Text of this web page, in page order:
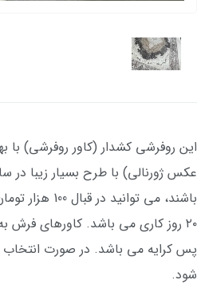
این روفرشی کشدار (کاور روفرشی) با
۲۰ روز کاری می باشد. کاورهای
پس کرایه می باشد. در صورت انتخاب
شود.